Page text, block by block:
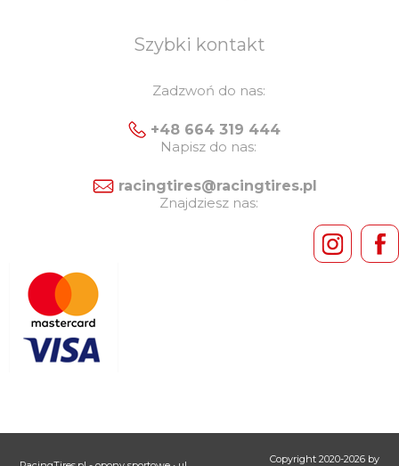
Szybki kontakt
Zadzwoń do nas:
+48 664 319 444
Napisz do nas:
racingtires@racingtires.pl
Znajdziesz nas:
Copyright 2020-2026 by